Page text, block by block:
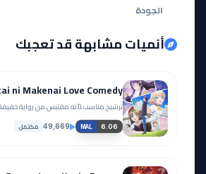
الجودة
أنميات مشابهة قد تعجبك
ترشيح مناسب لأنه مقتبس من رواية
MAL 6.06
49,669 مكتمل